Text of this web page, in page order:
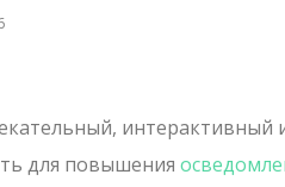
интерактивный
для повышения